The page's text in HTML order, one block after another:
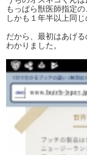
もっぱら獣医師指定の
しかも１年半以上同
だから、最初はあげ
わかりました。